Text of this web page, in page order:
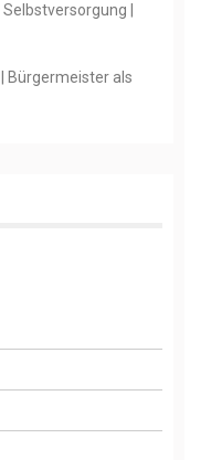
| Selbstversorgung |
| Bürgermeister als